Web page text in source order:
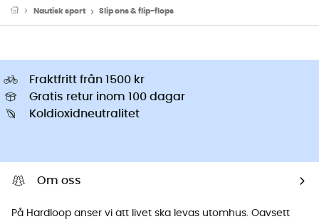
Nautisk sport Slip ons & flip-flops
Fraktfritt från 1500 kr
Gratis retur inom 100 dagar
Koldioxidneutralitet
Om oss
På Hardloop anser vi att livet ska levas utomhus. Oavsett